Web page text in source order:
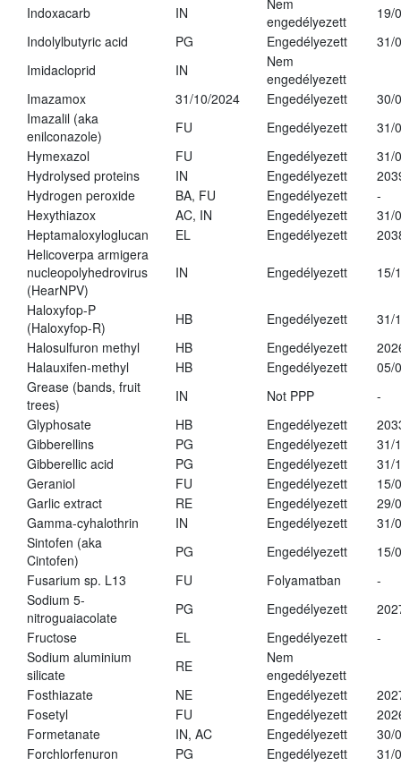
Indoxacarb IN
Nem
engedélyezett
19/
Indolylbutyric acid
PG Engedélyezett
31/
Imidacloprid
IN
Nem
engedélyezett
Imazamox
31/10/2024 Engedélyezett
30/
Imazalil (aka
enilconazole)
FU Engedélyezett
31/
Hymexazol
FU Engedélyezett
31/
Hydrolysed proteins
IN Engedélyezett
Hydrogen peroxide
BA, FU Engedélyezett
-
Hexythiazox
AC, IN Engedélyezett
31/
Heptamaloxyloglucan
EL Engedélyezett
Helicoverpa armigera
nucleopolyhedrovirus
(HearNPV)
IN Engedélyezett 15/
Haloxyfop-P
(Haloxyfop-R)
HB Engedélyezett
31/
Halosulfuron methyl
HB Engedélyezett
Halauxifen-methyl
HB Engedélyezett
05/
Grease (bands, fruit
trees)
IN Not PPP
-
Glyphosate
HB Engedélyezett
Gibberellins
PG Engedélyezett
31/
Gibberellic acid
PG Engedélyezett
31/
Geraniol
FU Engedélyezett
15/
Garlic extract
RE Engedélyezett
29/
Gamma-cyhalothrin
IN Engedélyezett
31/
Sintofen (aka
Cintofen)
PG Engedélyezett
15/
Fusarium sp. L13
FU Folyamatban
-
Sodium 5-
nitroguaiacolate
PG Engedélyezett
Fructose
EL Engedélyezett
-
Sodium aluminium
silicate
RE
Nem
engedélyezett
Fosthiazate
NE Engedélyezett
Fosetyl
FU Engedélyezett
Formetanate
IN, AC Engedélyezett
30/
Forchlorfenuron
PG Engedélyezett
31/